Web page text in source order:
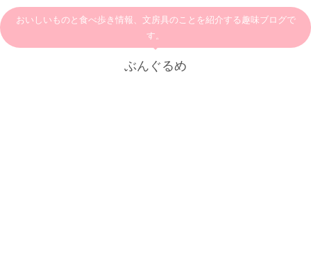
おいしいものと食べ歩き情報、文房具のことを紹介する趣味ブログで
す。
ぶんぐるめ